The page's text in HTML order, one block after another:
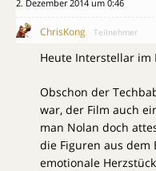
2. Dezember 2014 um 0:46
ChrisKong Teilnehmer
Heute Interstellar im
Obschon der
war, der Film auch
man Nolan doch
die Figuren aus dem
emotionale